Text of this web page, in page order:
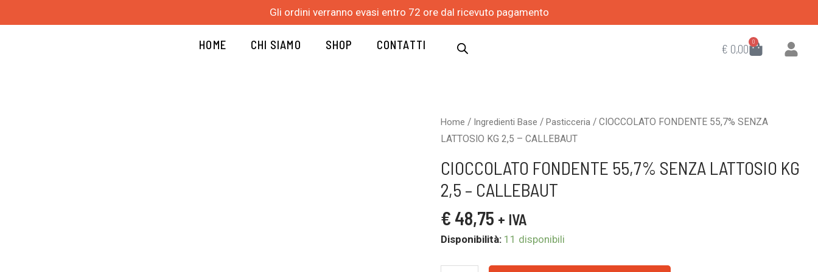
Gli ordini verranno evasi entro 72 ore dal ricevuto pagamento
al
HOME CHI SIAMO SHOP CONTATTI € 0,00
0 CART
Home / Ingredienti Base / Pasticceria / CIOCCOLATO FONDENTE 55,7% SENZA
LATTOSIO KG 2,5 – CALLEBAUT
CIOCCOLATO FONDENTE 55,7% SENZA LATTOSIO KG
2,5 – CALLEBAUT
€ 48,75 + IVA
Disponibilità: 11 disponibili
CIOCCOLATO
FONDENTE
SENZA
LATTOSIO
2,5
-
quantità